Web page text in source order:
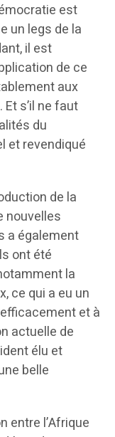
est
un legs de la
il est
de ce
aux
s’il ne faut
du
et revendiqué
de la
nouvelles
a également
ont été
la
ce qui a eu un
et à
actuelle de
élu et
belle
entre l’Afrique